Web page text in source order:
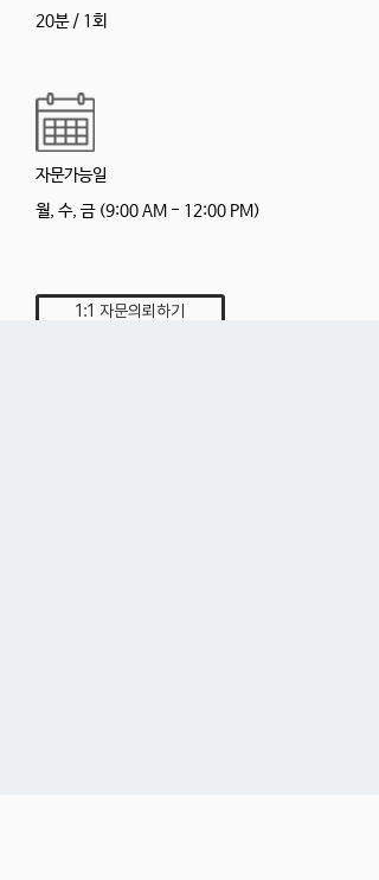
20분 / 1회
​자문가능일
​월, 수, 금 (9:00 AM - 12:00 PM)
1:1 자문의뢰하기